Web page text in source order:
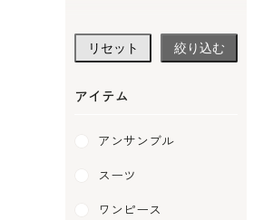
LANVIN NOIR
pierre cardin
リセット 絞り込む
アイテム
アンサンブル
スーツ
ワンピース